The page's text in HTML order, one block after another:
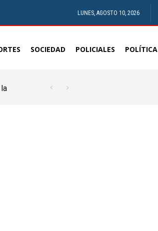
LUNES, AGOSTO 10, 2026
SOCIEDAD POLICIALES POLÍTICA